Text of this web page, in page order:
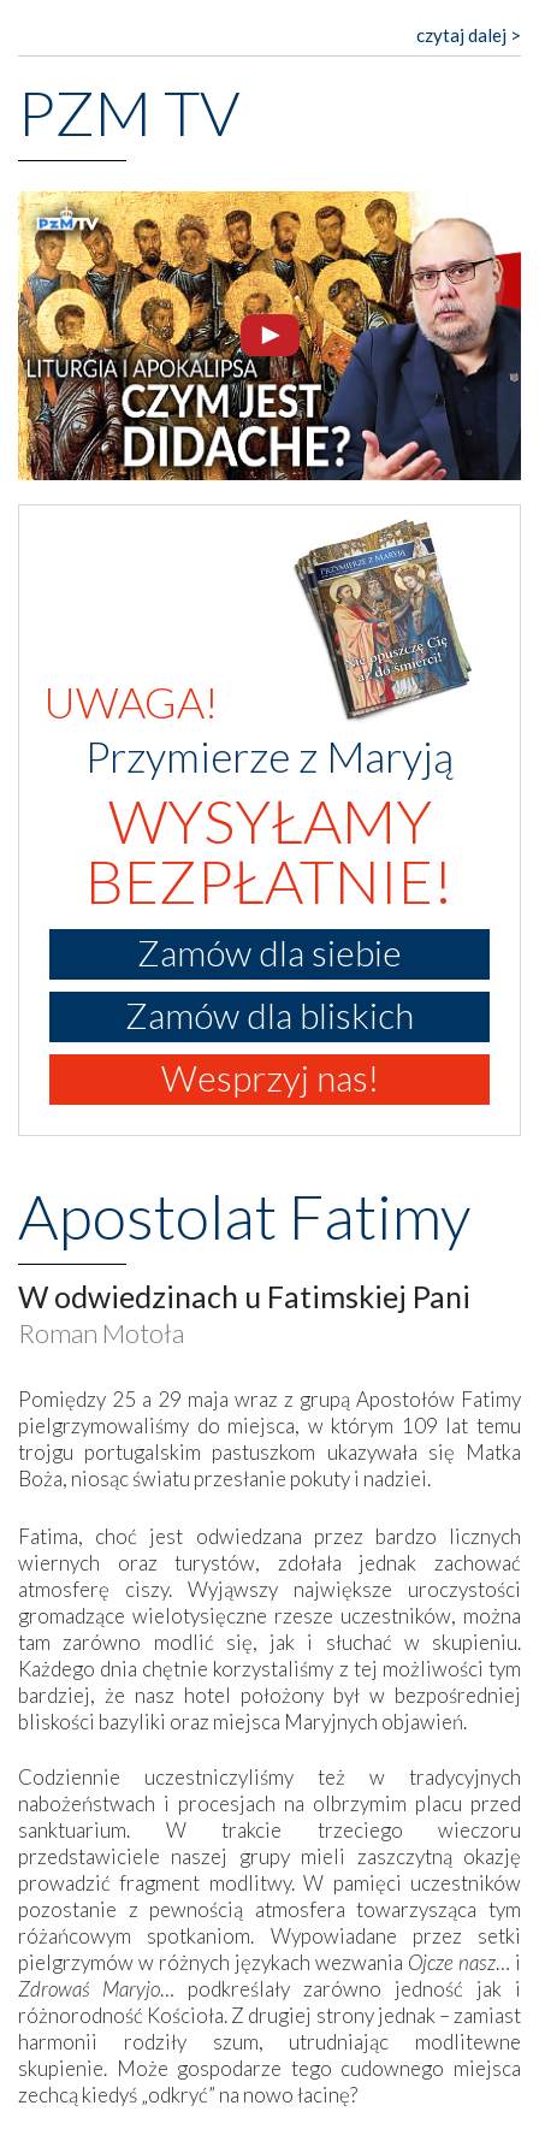
czytaj dalej >
PZM TV
UWAGA!
Przymierze z Maryją
WYSYŁAMY
BEZPŁATNIE!
Zamów dla siebie
Zamów dla bliskich
Wesprzyj nas!
Apostolat Fatimy
W odwiedzinach u Fatimskiej Pani
Roman Motoła
Pomiędzy 25 a 29 maja wraz z grupą Apostołów Fatimy
pielgrzymowaliśmy do miejsca, w którym 109 lat temu
trojgu portugalskim pastuszkom ukazywała się Matka
Boża, niosąc światu przesłanie pokuty i nadziei.
Fatima, choć jest odwiedzana przez bardzo licznych
wiernych oraz turystów, zdołała jednak zachować
atmosferę ciszy. Wyjąwszy największe uroczystości
gromadzące wielotysięczne rzesze uczestników, można
tam zarówno modlić się, jak i słuchać w skupieniu.
Każdego dnia chętnie korzystaliśmy z tej możliwości tym
bardziej, że nasz hotel położony był w bezpośredniej
bliskości bazyliki oraz miejsca Maryjnych objawień.
Codziennie uczestniczyliśmy też w tradycyjnych
nabożeństwach i procesjach na olbrzymim placu przed
sanktuarium. W trakcie trzeciego wieczoru
przedstawiciele naszej grupy mieli zaszczytną okazję
prowadzić fragment modlitwy. W pamięci uczestników
pozostanie z pewnością atmosfera towarzysząca tym
różańcowym spotkaniom. Wypowiadane przez setki
pielgrzymów w różnych językach wezwania Ojcze nasz… i
Zdrowaś Maryjo… podkreślały zarówno jedność jak i
różnorodność Kościoła. Z drugiej strony jednak – zamiast
harmonii rodziły szum, utrudniając modlitewne
skupienie. Może gospodarze tego cudownego miejsca
zechcą kiedyś „odkryć” na nowo łacinę?